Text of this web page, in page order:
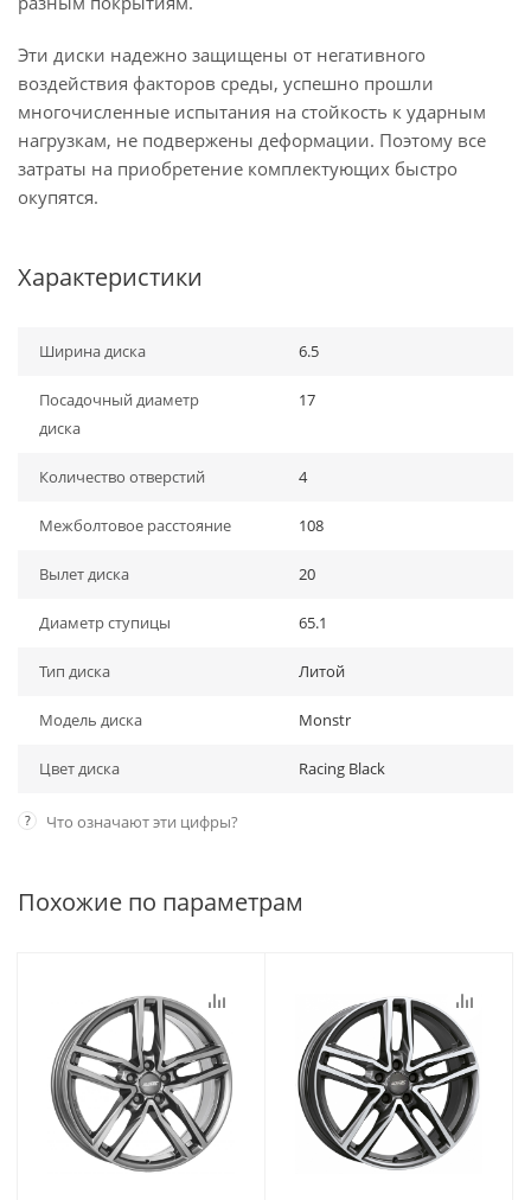
Эти диски надежно защищены от негативного
воздействия факторов среды, успешно прошли
многочисленные испытания на стойкость к ударным
нагрузкам, не подвержены деформации. Поэтому все
затраты на приобретение комплектующих быстро
окупятся.
Характеристики
Ширина диска 6.5
Посадочный диаметр
диска
17
Количество отверстий 4
Межболтовое расстояние 108
Вылет диска 20
Диаметр ступицы 65.1
Тип диска Литой
Модель диска Monstr
Цвет диска Racing Black
? Что означают эти цифры?
Похожие по параметрам